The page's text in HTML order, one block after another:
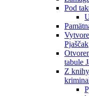
Pod
Pjaščak
tabule
Z